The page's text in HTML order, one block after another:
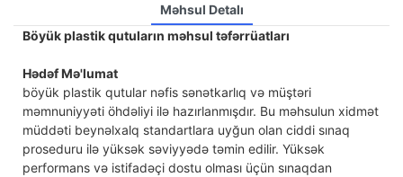
Məhsul Detalı
Böyük plastik qutuların məhsul təfərrüatları
Hədəf Mə'lumat
böyük plastik qutular nəfis sənətkarlıq və müştəri
məmnuniyyəti öhdəliyi ilə hazırlanmışdır. Bu məhsulun xidmət
müddəti beynəlxalq standartlara uyğun olan ciddi sınaq
proseduru ilə yüksək səviyyədə təmin edilir. Yüksək
performans və istifadəçi dostu olması üçün sınaqdan